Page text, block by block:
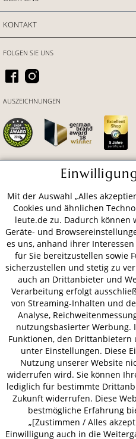
KONTAKT
VERSAND
FOLGEN SIE UNS
AUSZEICHNUNGEN
AGB
© 2026
* Alle Preise inkl. gesetzl.
Mit der Auswahl „Alles
Cookies und ähnlichen
leute.de zu. Dadurch
Geräte- und
es uns, anhand ihrer
für Sie bereitzustellen sowie
sicherzustellen und stetig zu
auch an Drittanbieter und
Verarbeitung erfolgt
von Streaming-Inhalten und
Analyse,
nutzungsbasierter Werbung.
Funktionen, den
unter Einstellungen. Diese
Nutzung unserer Website
widerrufen wird. Sie können
lediglich für bestimmte
Zukunft widerrufen. Diese
bestmögliche Erfahrung
„[Zustimmen / Alles
Einwilligung auch in die